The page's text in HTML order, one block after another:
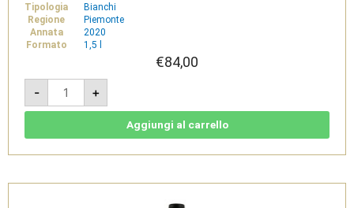
Tipologia
Bianchi
Regione
Piemonte
Annata
2020
Formato
1,5 l
€84,00
-
Sauvignon
Rovella
2020
Magnum
DOC
quantità
+
Aggiungi al carrello